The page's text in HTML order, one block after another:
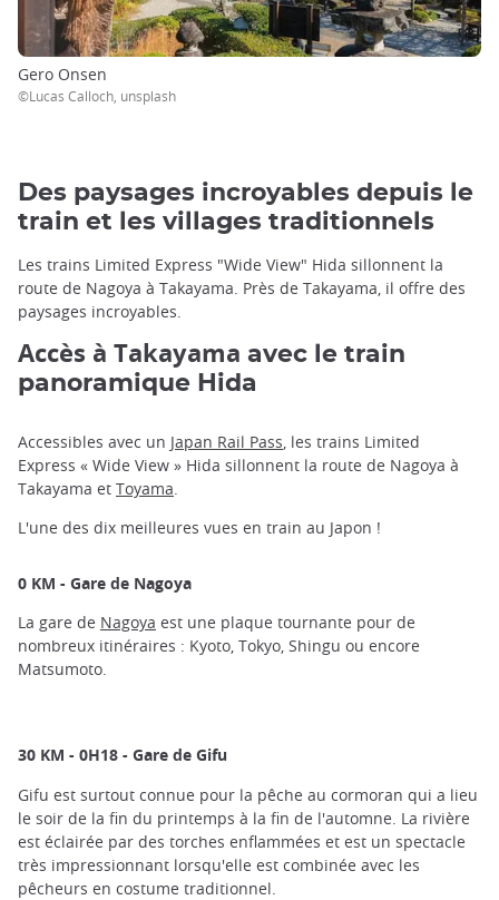
Gero Onsen
©Lucas Calloch, unsplash
Des paysages incroyables depuis le
train et les villages traditionnels
Les trains Limited Express "Wide View" Hida sillonnent la
route de Nagoya à Takayama. Près de Takayama, il offre des
paysages incroyables.
Accès à Takayama avec le train
panoramique Hida
Accessibles avec un Japan Rail Pass, les trains Limited
Express « Wide View » Hida sillonnent la route de Nagoya à
Takayama et Toyama.
L'une des dix meilleures vues en train au Japon !
0 KM - Gare de Nagoya
La gare de Nagoya est une plaque tournante pour de
nombreux itinéraires : Kyoto, Tokyo, Shingu ou encore
Matsumoto.
30 KM - 0H18 - Gare de Gifu
Gifu est surtout connue pour la pêche au cormoran qui a lieu
le soir de la fin du printemps à la fin de l'automne. La rivière
est éclairée par des torches enflammées et est un spectacle
très impressionnant lorsqu'elle est combinée avec les
pêcheurs en costume traditionnel.